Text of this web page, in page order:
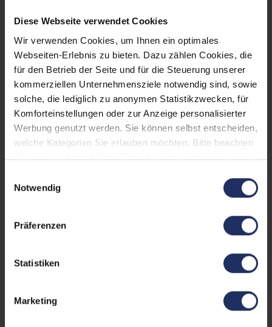
Diese Webseite verwendet Cookies
Wir verwenden Cookies, um Ihnen ein optimales
Webseiten-Erlebnis zu bieten. Dazu zählen Cookies, die
für den Betrieb der Seite und für die Steuerung unserer
kommerziellen Unternehmensziele notwendig sind, sowie
solche, die lediglich zu anonymen Statistikzwecken, für
Komforteinstellungen oder zur Anzeige personalisierter
Werbung genutzt werden. Sie können selbst entscheiden,
welche Kategorien Sie erlauben möchten. Bitte beachten
Sie, dass aufgrund Ihrer Einstellungen, womöglich nicht
Weitere Informationen finden Sie in
Notwendig
Präferenzen
Statistiken
Marketing
LTE: Nein
Displayauflösung: 3072 x 1920
Tastaturlayout:
Großbritannien (QWERTY)
ohne Ziffernblock
Onboard-Grafik: Intel® UHD Graphics 630
Grafikkartenspeicher: 4 GB GDDR6
Fingerprintreader: Ja
Zustand:
Arbeitsspeicher: